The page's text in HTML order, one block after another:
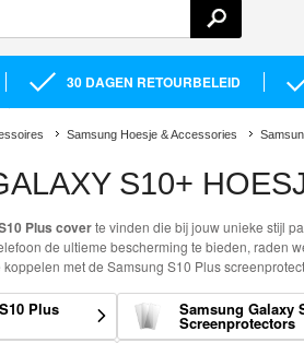
30 DAGEN RETOURBELEID
Samsung Hoesje & Accessories
S10+
Plus coverte vinden die bij jouw unieke stijl
de ultieme bescherming te bieden, raden
met de Samsung S10 Plus
Plus Samsung Galaxy
Screenprotectors